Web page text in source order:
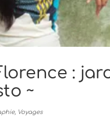
:
~
, Voyages